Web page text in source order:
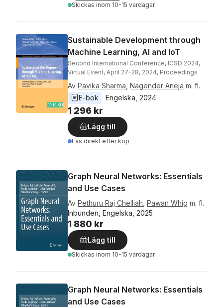
Skickas inom 10-15 vardagar
Sustainable Development through
Machine Learning, AI and IoT
Second International Conference, ICSD 2024,
Virtual Event, April 27–28, 2024, Proceedings
Av Pavika Sharma Nagender Aneja m. fl.
E-bok
Engelska 2024
1 296 kr
Lägg till
Läs direkt efter köp
Graph Neural Networks: Essentials
and Use Cases
Av Pethuru Raj Chelliah Pawan Whig m. fl.
Inbunden, Engelska, 2025
1 880 kr
Lägg till
Skickas inom 10-15 vardagar
Graph Neural Networks: Essentials
and Use Cases